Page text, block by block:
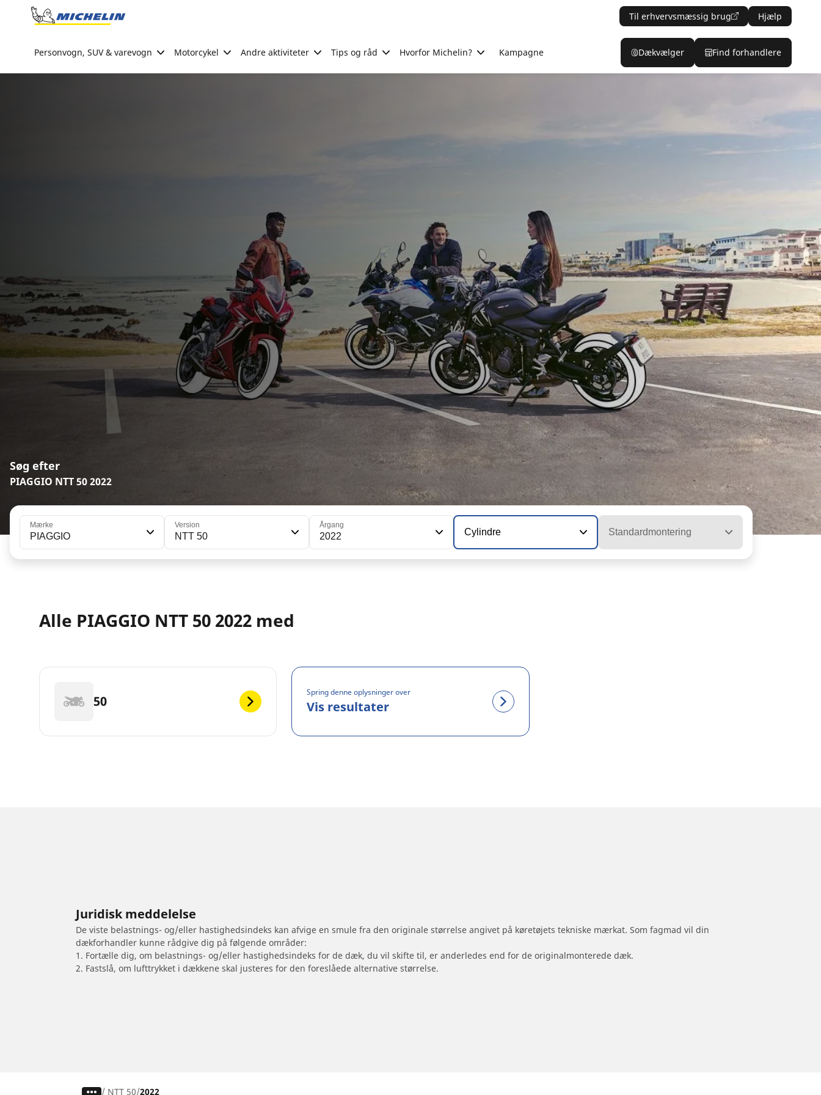
Go to page content
Til erhvervsmæssig brug Hjælp
Personvogn, SUV & varevogn Motorcykel Andre aktiviteter Tips og råd Hvorfor Michelin? Kampagne Dækvælger Find forhandlere
Søg efter
PIAGGIO NTT 50 2022
Mærke
PIAGGIO
Version
NTT 50
Årgang
2022 Cylindre Standardmontering
Alle PIAGGIO NTT 50 2022 med
50
Spring denne oplysninger over
Vis resultater
Juridisk meddelelse
De viste belastnings- og/eller hastighedsindeks kan afvige en smule fra den originale størrelse angivet på køretøjets tekniske mærkat. Som fagmad vil din
dækforhandler kunne rådgive dig på følgende områder:
1. Fortælle dig, om belastnings- og/eller hastighedsindeks for de dæk, du vil skifte til, er anderledes end for de originalmonterede dæk.
2. Fastslå, om lufttrykket i dækkene skal justeres for den foreslåede alternative størrelse.
/ NTT 50 2022